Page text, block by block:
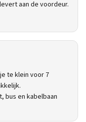
aan de voordeur.
te klein voor 7
bus en kabelbaan